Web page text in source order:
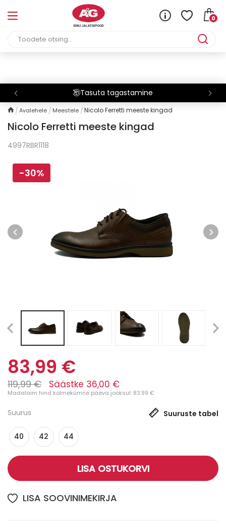
0
Tarneaeg on 1-3
Avalehele Meestele Nicolo Ferretti meeste kingad
Nicolo Ferretti meeste kingad
4997RBR1118
-30%
83,99 €
119,99 € Säästke 36,00 €
Madalaim hind kolmekümne päeva jooksul: 83.99 €
Suurus Suuruste tabel
40 42 44
LISA OSTUKORVI
LISA SOOVINIMEKIRJA